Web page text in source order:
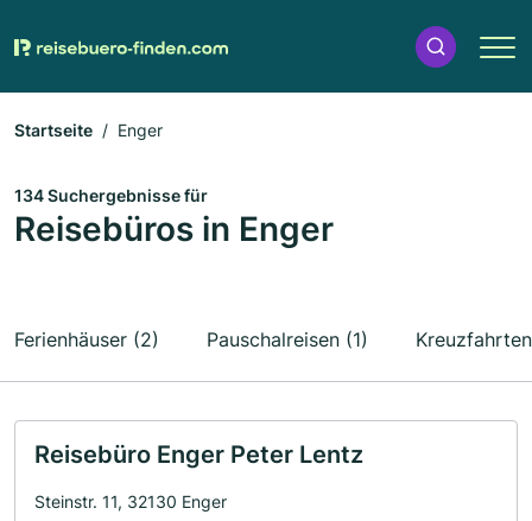
Startseite Enger
134 Suchergebnisse für
Reisebüros in Enger
Ferienhäuser (2) Pauschalreisen (1)
Reisebüro Enger Peter Lentz
Steinstr. 11, 32130 Enger